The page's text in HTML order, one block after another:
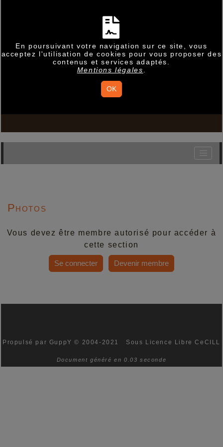
En poursuivant votre navigation sur ce site, vous
acceptez l'utilisation de cookies pour vous proposer des
contenus et services adaptés.
Mentions légales
OK
Photos
Vous devez être membre autorisé pour accéder à
cette section
Se connecter Devenir membre
Propulsé par GuppY© 2004-2021 Sous Licence Libre CeCILL
Document généré en 0.03 seconde